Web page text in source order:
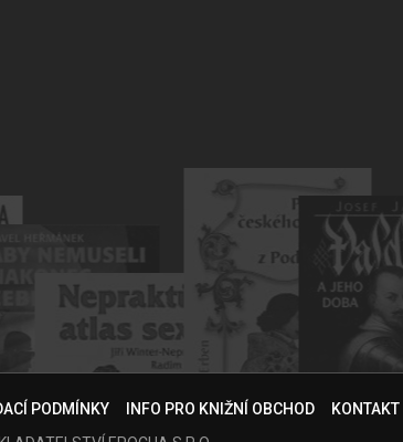
PODMÍNKY INFO PRO KNIŽNÍ OBCHOD
KONTAKT